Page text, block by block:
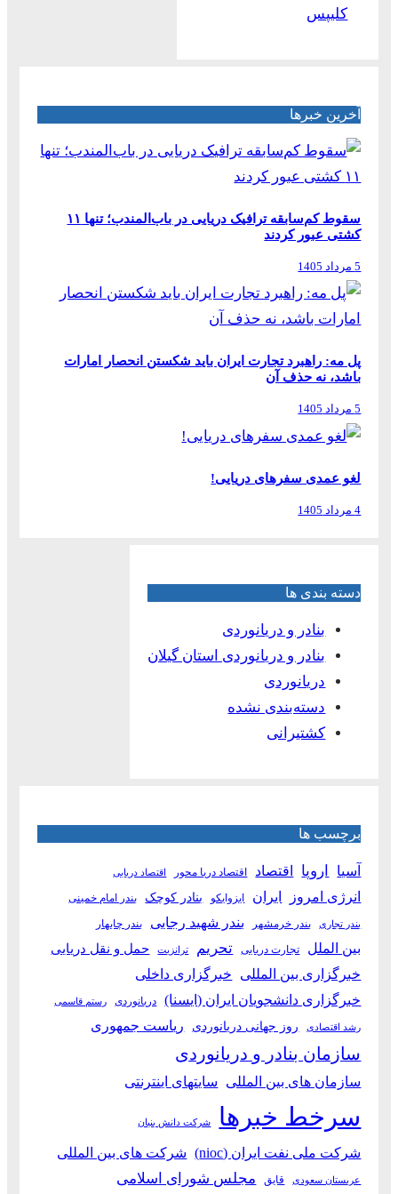
کلیپس
آخرین خبرها
سقوط کم‌سابقه ترافیک دریایی در باب‌المندب؛ تنها ۱۱
کشتی عبور کردند
5 مرداد 1405
پل مه: راهبرد تجارت ایران باید شکستن انحصار امارات
باشد، نه حذف آن
5 مرداد 1405
لغو عمدی سفرهای دریایی!
4 مرداد 1405
دسته بندی ها
بنادر و دریانوردی
بنادر و دریانوردی استان گیلان
دریانوردی
دسته‌بندی نشده
کشتیرانی
برچسب ها
آسیا اروپا اقتصاد اقتصاد دریا محور اقتصاد دریایی
انرژی امروز ایران ایزوایکو بنادر کوچک بندر امام خمینی
بندر تجاری بندر خرمشهر بندر شهید رجایی بندر چابهار
بین الملل تجارت دریایی تحریم ترانزیت حمل و نقل دریایی
خبرگزاری بین المللی خبرگزاری داخلی
خبرگزاری دانشجویان ایران (ایسنا)
دریانوردی رستم قاسمی
رشد اقتصادی روز جهانی دریانوردی ریاست جمهوری
سازمان بنادر و دریانوردی
سازمان های بین المللی سایتهای اینترنتی
سرخط خبرها شرکت دانش بنیان
شرکت ملی نفت ایران (nioc) شرکت های بین المللی
عربستان سعودی قایق مجلس شورای اسلامی